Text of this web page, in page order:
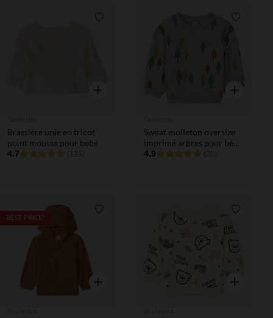
Liste de souhaits
Aperçu rapide
Brassière unie en tricot
point mousse pour bébé
4.7
Aperçu
Sweat molleton oversize
imprimé arbres pour bébé
garçon
4.9
BEST PRICE*
Aperçu rapide Aperçu